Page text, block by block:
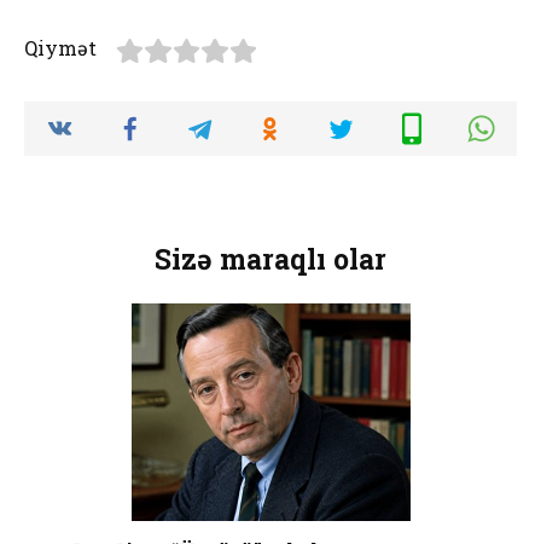
Qiymət
Sizə maraqlı olar